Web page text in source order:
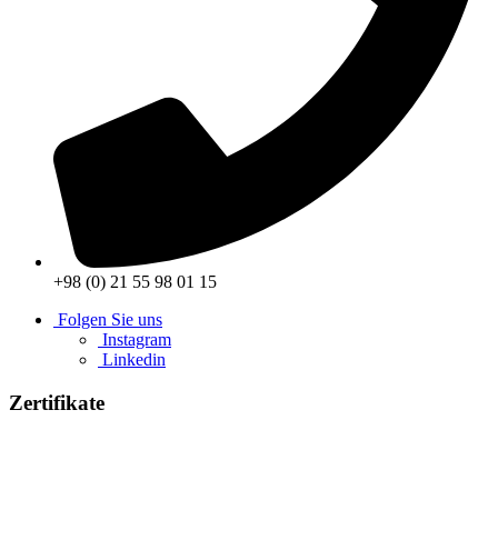
+98 (0) 21 55 98 01 15
Folgen Sie uns
Instagram
Linkedin
Zertifikate